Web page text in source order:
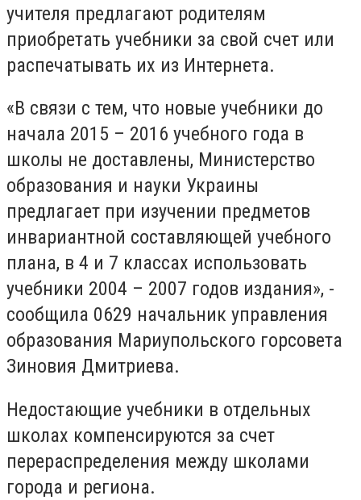
учителя предлагают родителям
приобретать учебники за свой счет или
распечатывать их из Интернета.
«В связи с тем, что новые учебники до
начала 2015 – 2016 учебного года в
школы не доставлены, Министерство
образования и науки Украины
предлагает при изучении предметов
инвариантной составляющей учебного
плана, в 4 и 7 классах использовать
учебники 2004 – 2007 годов издания», -
сообщила 0629 начальник управления
образования Мариупольского горсовета
Зиновия Дмитриева.
Недостающие учебники в отдельных
школах компенсируются за счет
перераспределения между школами
города и региона.